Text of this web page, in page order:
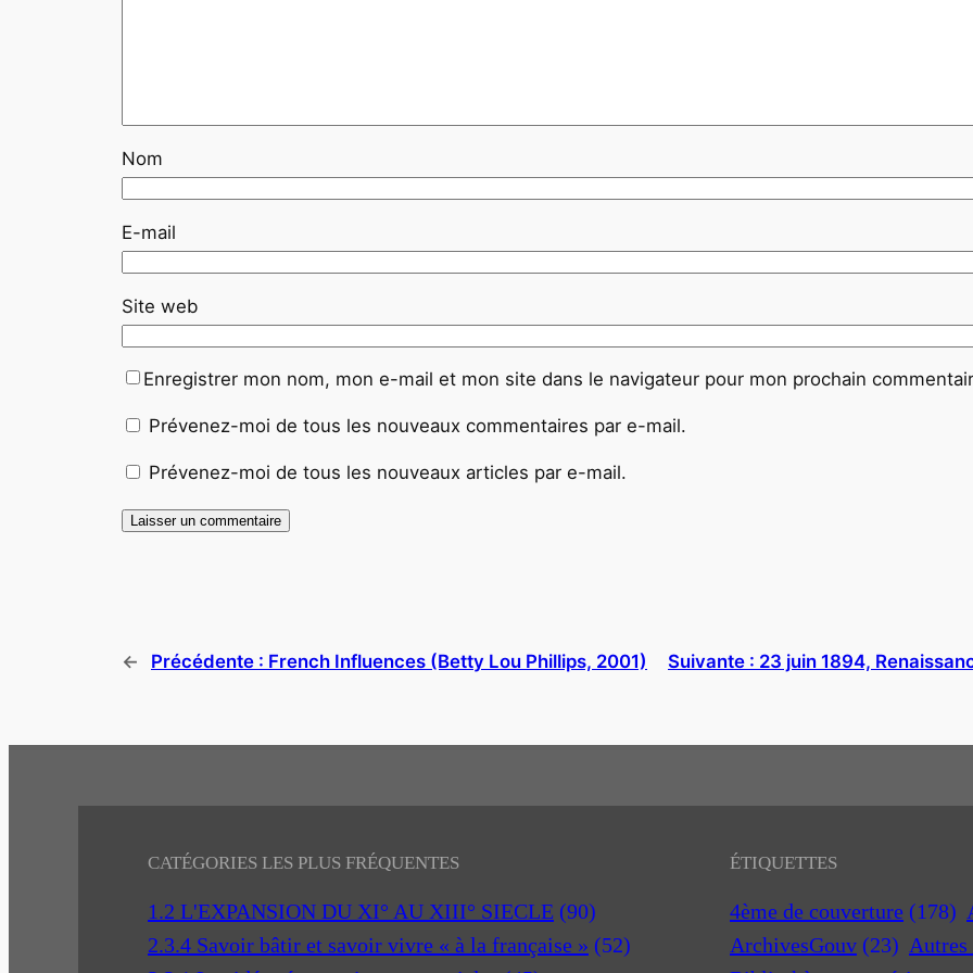
Nom
E-mail
Site web
Enregistrer mon nom, mon e-mail et mon site dans le navigateur pour mon prochain
Prévenez-moi de tous les nouveaux commentaires par e-mail.
Prévenez-moi de tous les nouveaux articles par e-mail.
← Précédente : French Influences (Betty Lou Phillips, 2001) Suivante : 23 juin 1894,
CATÉGORIES LES PLUS FRÉQUENTES
1.2 L'EXPANSION DU XI° AU XIII° SIECLE (90)
2.3.4 Savoir bâtir et savoir vivre « à la française » (52)
ÉTIQUETTES
4ème de couverture (178)
ArchivesGouv (23)